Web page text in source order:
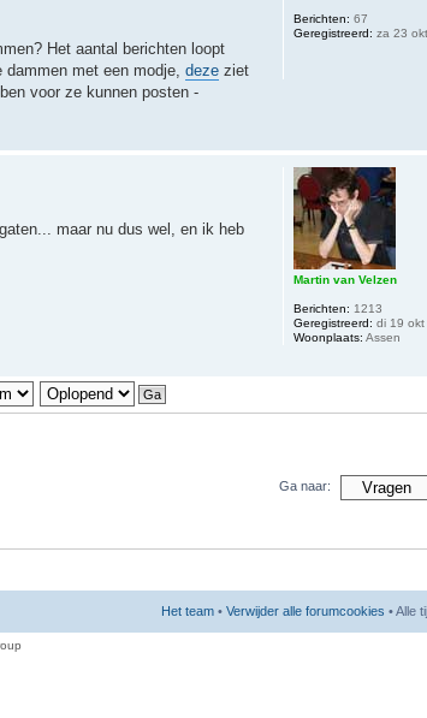
Het aantal berichten loopt
met een modje, deze ziet
voor ze kunnen posten -
Berichten: 67
Geregistreerd: za 23
maar nu dus wel, en ik heb
Martin van Velzen
Berichten: 1213
Geregistreerd: di 19
Woonplaats: Assen
Ga naar:
Het team • Verwijder alle forumcookies • Alle